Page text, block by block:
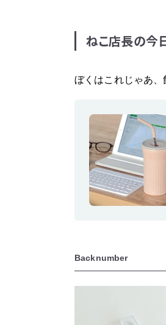
ねこ店長の今
ぼくはこれじゃあ、
Backnumber